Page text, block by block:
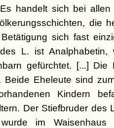
handelt sich bei
die
sich fast
L. ist Analphabetin,
gefürchtet. [...] Die
Beide Eheleute sind
Kindern
Der Stiefbruder des
im Waisenhaus